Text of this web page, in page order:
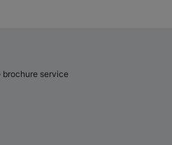
brochure service